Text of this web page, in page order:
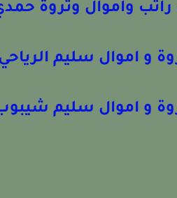
واموال وثروة
و اموال سليم
و اموال سليم